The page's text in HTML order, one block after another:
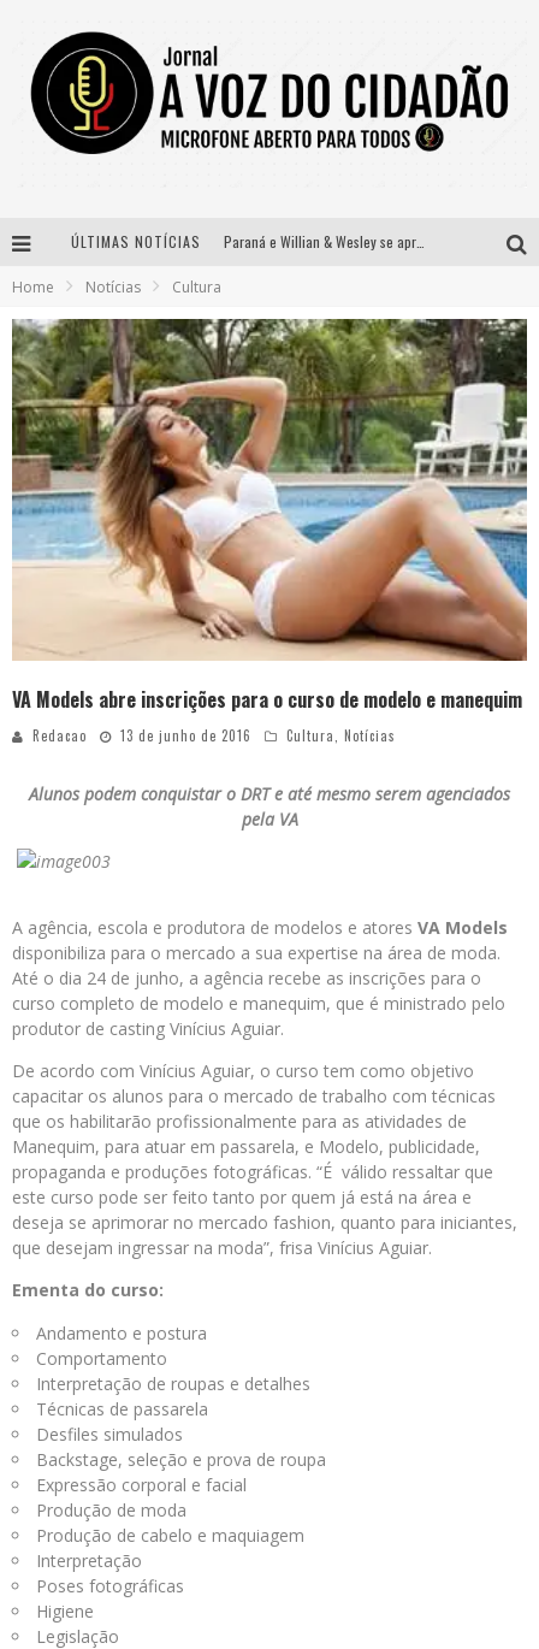
ÚLTIMAS NOTÍCIAS Paraná e Willian & Wesley se apresentam no Carretão Trevo Contagem nesta sexta-feira
Banda Mole de BH anuncia Kayete como madrinha do bloco
Definidas as 12 finalistas do concurso Rainha do Pedro Leopoldo Rodeio Show 2026
Home Notícias Cultura
VA Models abre inscrições para o curso de modelo e manequim
Redacao 13 de junho de 2016 Cultura Notícias
Alunos podem conquistar o DRT e até mesmo serem agenciados
pela VA
A agência, escola e produtora de modelos e atores VA Models
disponibiliza para o mercado a sua expertise na área de moda.
Até o dia 24 de junho, a agência recebe as inscrições para o
curso completo de modelo e manequim, que é ministrado pelo
produtor de casting Vinícius Aguiar.
De acordo com Vinícius Aguiar, o curso tem como objetivo
capacitar os alunos para o mercado de trabalho com técnicas
que os habilitarão profissionalmente para as atividades de
Manequim, para atuar em passarela, e Modelo, publicidade,
propaganda e produções fotográficas. “É válido ressaltar que
este curso pode ser feito tanto por quem já está na área e
deseja se aprimorar no mercado fashion, quanto para iniciantes,
que desejam ingressar na moda”, frisa Vinícius Aguiar.
Ementa do curso:
Andamento e postura
Comportamento
Interpretação de roupas e detalhes
Técnicas de passarela
Desfiles simulados
Backstage, seleção e prova de roupa
Expressão corporal e facial
Produção de moda
Produção de cabelo e maquiagem
Interpretação
Poses fotográficas
Higiene
Legislação